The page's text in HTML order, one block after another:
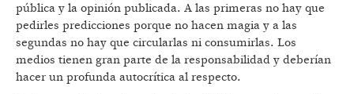
pública y la opinión publicada. A las primeras no hay que
pedirles predicciones porque no hacen magia y a las
segundas no hay que circularlas ni consumirlas. Los
medios tienen gran parte de la responsabilidad y deberían
hacer un profunda autocrítica al respecto.